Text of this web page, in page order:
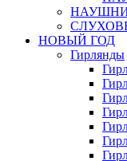
НОВЫЙ ГОД
Гирлянды